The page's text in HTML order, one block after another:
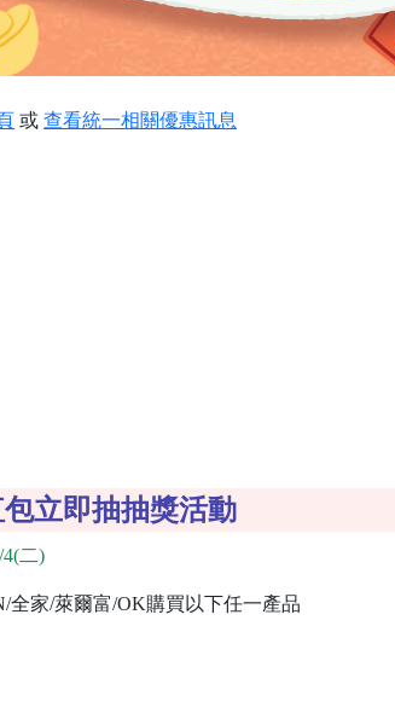
或 查看統一相關優惠訊息
立即抽抽獎活動
4(二)
全家/萊爾富/OK購買以下任一產品